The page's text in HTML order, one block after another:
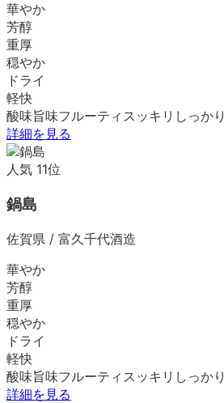
華やか
芳醇
重厚
穏やか
ドライ
軽快
酸味旨味フルーティ スッキリ しっかり
詳細を見る
人気 11位
鍋島
佐賀県 / 富久千代酒造
華やか
芳醇
重厚
穏やか
ドライ
軽快
酸味旨味フルーティ スッキリ しっかり
詳細を見る